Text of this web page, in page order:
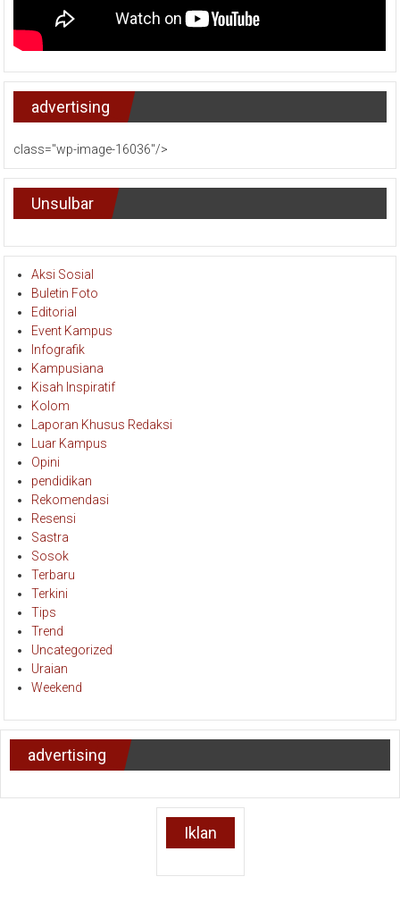
advertising
class="wp-image-16036"/>
Unsulbar
Aksi Sosial
Buletin Foto
Editorial
Event Kampus
Infografik
Kampusiana
Kisah Inspiratif
Kolom
Laporan Khusus Redaksi
Luar Kampus
Opini
pendidikan
Rekomendasi
Resensi
Sastra
Sosok
Terbaru
Terkini
Tips
Trend
Uncategorized
Uraian
Weekend
advertising
Iklan